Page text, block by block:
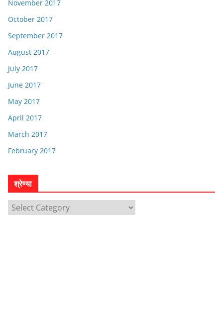
November 2017
October 2017
September 2017
August 2017
July 2017
June 2017
May 2017
April 2017
March 2017
February 2017
श्रेण्या
श्रे
ण्या